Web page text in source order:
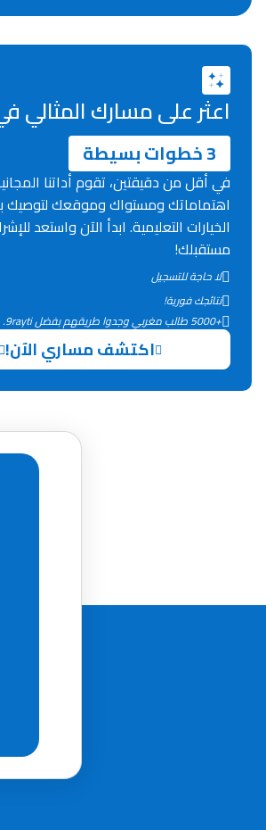
اعثر على مسارك المثالي
3 خطوات بسيطة
في أقل من دقيقتين، تقوم أداتنا
اهتماماتك ومستواك وموقعك لتوصيك
الخيارات التعليمية. ابدأ الآن واستعد
مستقبلك!
لا حاجة للتسجيل
نتائجك فورية!
+5000 طالب مغربي وجدوا طريقهم بفضل 9rayti.
اكتشف مساري الآن!